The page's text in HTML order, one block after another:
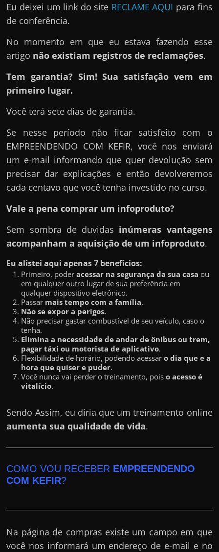
Eu deixei um link do site RECLAME AQUI para fins
de conferência.
No momento em que eu estava fazendo esse
artigo não existiam registros de reclamações.
Tem garantia? Sim! Sua satisfação vem em
primeiro lugar.
Você terá sete dias de garantia.
Se nesse período não ficar satisfeito com o
EMPREENDENDO COM KEFIR, você nos enviará
um e-mail informando que quer devolução sem
precisar dar explicações e então devolveremos
cada centavo que você tenha investido no curso.
Vale a pena comprar um infoproduto?
Sem sombra de duvidas inúmeras vantagens
acompanham a aquisição de um infoproduto.
Eu alistei aqui apenas 7 benefícios:
Primeiro, poderacessar na segurança da sua casa ou
em qualquer outro lugar de sua preferência em
qualquer dispositivo eletrônico.
Passar mais tempo com a família.
Não se expor a perigos.
Não precisar gastar combustível de seu veículo, caso o
tenha.
Elimina a necessidade de andar de ônibus ou trem,
pagar táxi ou motorista de aplicativo.
Flexibilidade de horário, podendo acessaro dia que e a
hora que quiser e puder.
Você nunca vai perder o treinamento, poiso acesso é
vitalício.
Sendo Assim, eu diria que um treinamento online
aumenta sua qualidade de vida.
COMO VOU RECEBER EMPREENDENDO
COM KEFIR?
Na página de compras existe um campo em que
você nos informará um endereço de e-mail e no